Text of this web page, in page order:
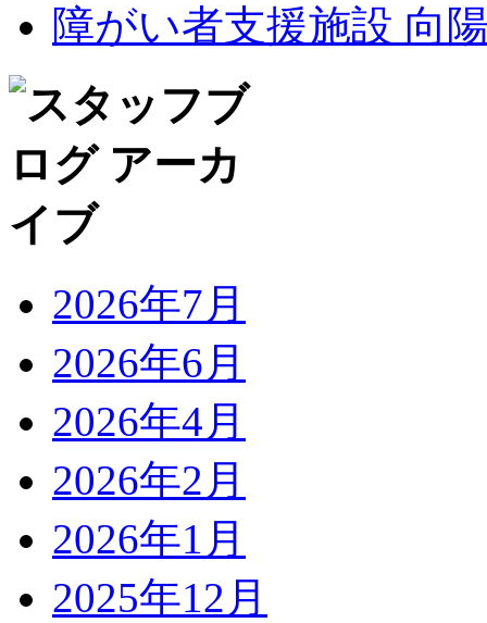
障がい者支援施設 向
2026年7月
2026年6月
2026年4月
2026年2月
2026年1月
2025年12月